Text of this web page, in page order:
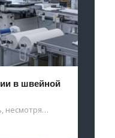
в швейной
несмотря…